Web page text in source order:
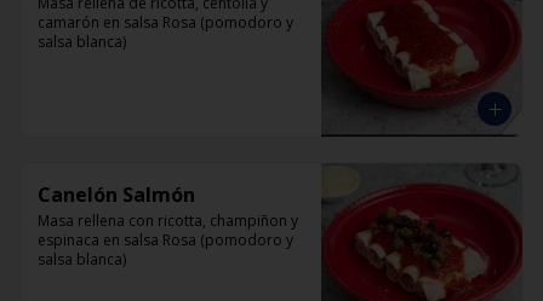
camarón en salsa Rosa (pomodoro y
salsa blanca)
Canelón Salmón
Masa rellena con ricotta, champiñon y
espinaca en salsa Rosa (pomodoro y
salsa blanca)